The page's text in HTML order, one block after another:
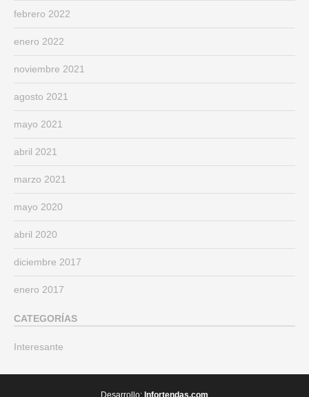
febrero 2022
enero 2022
noviembre 2021
agosto 2021
mayo 2021
abril 2021
marzo 2021
mayo 2020
abril 2020
diciembre 2017
enero 2017
CATEGORÍAS
Interesante
Desarrollo: Infortendas.com